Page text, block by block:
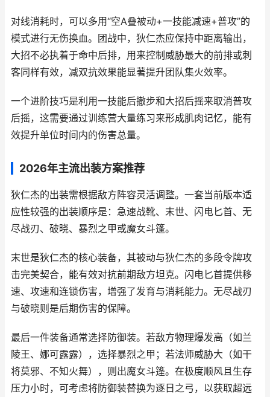
对线消耗时，可以多用“空A叠被动+一技能减速+普攻”的
模式进行无伤换血。团战中，狄仁杰应保持中距离输出，
大招不必执着于命中后排，用来控制威胁最大的前排或刺
客同样有效，减双抗效果能显著提升团队集火效率。
一个进阶技巧是利用一技能后撤步和大招后摇来取消普攻
后摇，这需要通过训练营大量练习来形成肌肉记忆，能有
效提升单位时间内的伤害总量。
2026年主流出装方案推荐
狄仁杰的出装需根据敌方阵容灵活调整。一套当前版本适
应性较强的出装顺序是：急速战靴、末世、闪电匕首、无
尽战刃、破晓、暴烈之甲或魔女斗篷。
末世是狄仁杰的核心装备，其被动与狄仁杰的多段令牌攻
击完美契合，能有效对抗前期敌方坦克。闪电匕首提供移
速、攻速和连锁伤害，增强了发育与消耗能力。无尽战刃
与破晓则是后期伤害的保障。
最后一件装备通常选择防御装。若敌方物理爆发高（如兰
陵王、娜可露露），选择暴烈之甲；若法师威胁大（如干
将莫邪、不知火舞），则出魔女斗篷。在极度顺风且生存
压力小时，可考虑将防御装替换为逐日之弓，以获取超远